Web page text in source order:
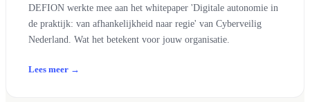
Over ons Vacatures
NLESCA
Contact
DEFION werkte mee aan het whitepaper 'Digitale autonomie in
de praktijk: van afhankelijkheid naar regie' van Cyberveilig
Nederland. Wat het betekent voor jouw organisatie.
Lees meer →